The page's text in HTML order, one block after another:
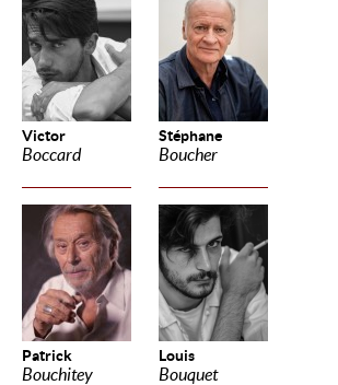
Victor
Boccard
Stéphane
Boucher
Patrick
Bouchitey
Louis
Bouquet